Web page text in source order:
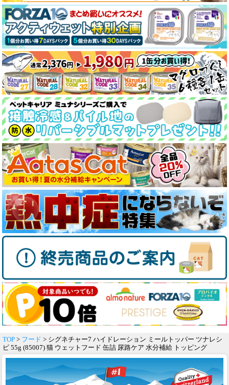
TOP > フード > シグネチャー7 ハイドレーション ミールトッパー ツナレシ
ピ 55g (85007) 猫 ウェットフード 缶詰 尿路ケア 水分補給 トッピング